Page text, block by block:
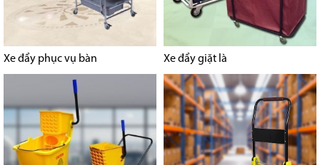
Xe đẩy phục vụ bàn Xe đẩy giặt là